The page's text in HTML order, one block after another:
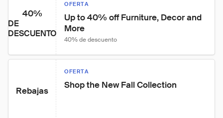
40%
DE
DESCUENTO
OFERTA
Up to 40% off Furniture, Decor and
More
40% de descuento
Rebajas
OFERTA
Shop the New Fall Collection